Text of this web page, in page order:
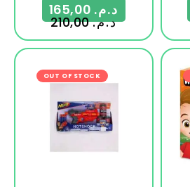
د.م.210,00
د.م.
OUT OF STOCK -17%